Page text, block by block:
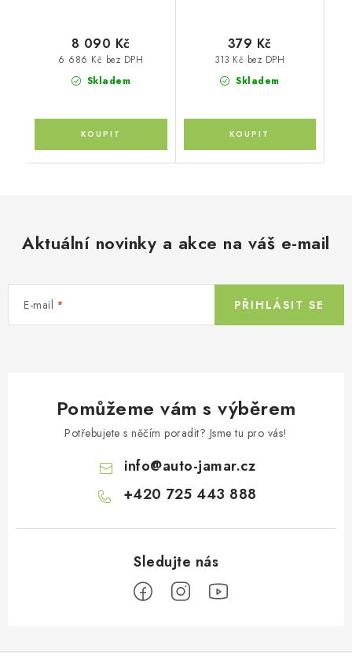
Skladem
6 686 Kč bez DPH
8 090 Kč
Skladem
313 Kč bez DPH
379 Kč
Aktuální novinky a akce na váš e-mail
E-mail PŘIHLÁSIT SE
Pomůžeme vám s výběrem
Potřebujete s něčím poradit? Jsme tu pro vás!
info@auto-jamar.cz
+420 725 443 888